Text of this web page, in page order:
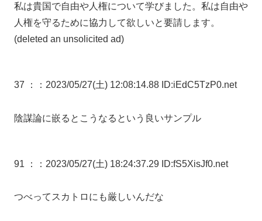
私は貴国で自由や人権について学びました。私は自由や
人権を守るために協力して欲しいと要請します。
(deleted an unsolicited ad)
37 ： ：2023/05/27(土) 12:08:14.88 ID:iEdC5TzP0.net
陰謀論に嵌るとこうなるという良いサンプル
91 ： ：2023/05/27(土) 18:24:37.29 ID:fS5XisJf0.net
つべってスカトロにも厳しいんだな